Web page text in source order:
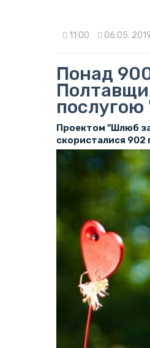
11:00 06.05.
Понад
Проектом "Шлюб
скористалися 902